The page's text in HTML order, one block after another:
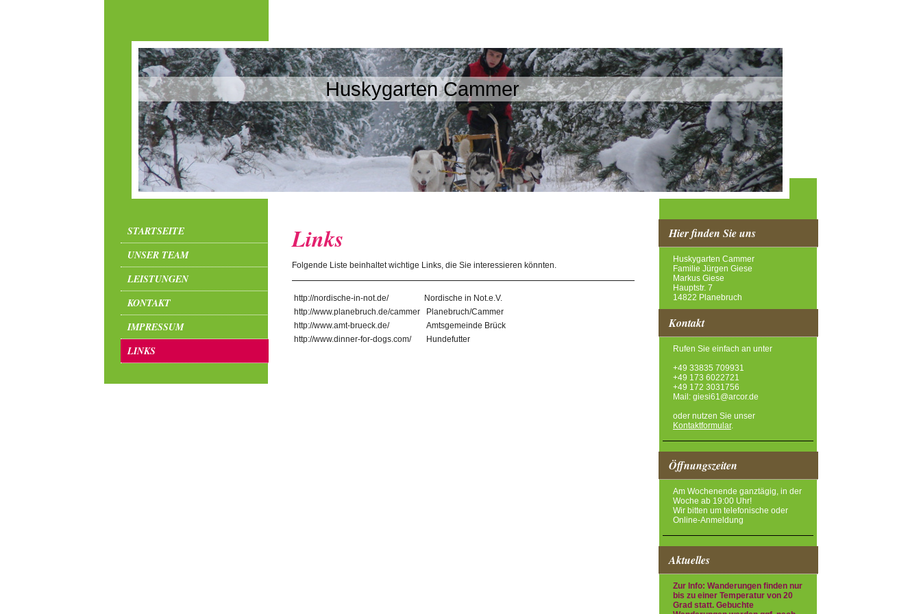
Huskygarten Cammer
STARTSEITE
UNSER TEAM
LEISTUNGEN
KONTAKT
IMPRESSUM
LINKS
Links
Folgende Liste beinhaltet wichtige Links, die Sie interessieren könnten.
http://nordische-in-not.de/
Nordische in Not.e.V.
http://www.planebruch.de/cammer
Planebruch/Cammer
http://www.amt-brueck.de/
Amtsgemeinde Brück
http://www.dinner-for-dogs.com/
Hundefutter
Hier finden Sie uns
Huskygarten Cammer
Familie Jürgen Giese
Markus Giese
Hauptstr. 7
14822 Planebruch
Kontakt
Rufen Sie einfach an unter
+49 33835 709931
+49 173 6022721
+49 172 3031756
Mail: giesi61@arcor.de
oder nutzen Sie unser
Kontaktformular.
Öffnungszeiten
Am Wochenende ganztägig, in der
Woche ab 19:00 Uhr!
Wir bitten um telefonische oder
Online-Anmeldung
Aktuelles
Zur Info: Wanderungen finden nur
bis zu einer Temperatur von 20
Grad statt. Gebuchte